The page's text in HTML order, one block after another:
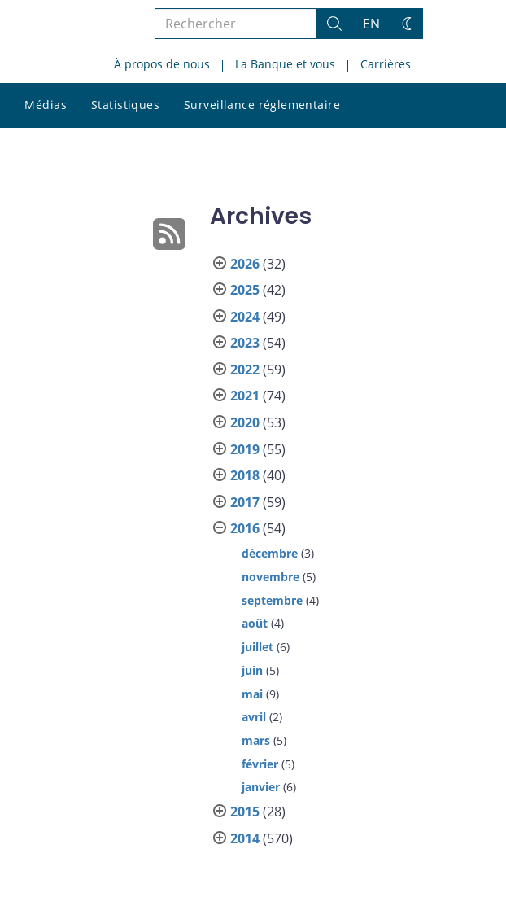
Rechercher
le
site
Rechercher
EN
Changez
thème
À propos de nous La Banque et vous Carrières
Médias Statistiques Surveillance réglementaire
le
Archives
2026(32)
2025(42)
2024(49)
2023(54)
2022(59)
2021 (74)
2020(53)
2019(55)
2018(40)
2017(59)
2016(54)
décembre (3)
novembre (5)
septembre (4)
août (4)
juillet (6)
juin (5)
mai (9)
avril (2)
mars (5)
février (5)
janvier (6)
2015(28)
2014(570)